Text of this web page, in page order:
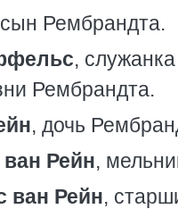
Рембрандта.
,
Рембрандта.
, дочь
Рейн,
ван Рейн,